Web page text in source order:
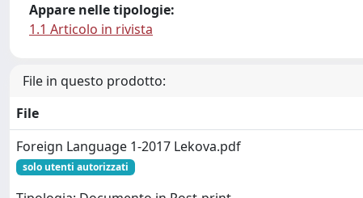
Appare nelle tipologie:
1.1 Articolo in rivista
File in questo prodotto:
File
Foreign Language 1-2017 Lekova.pdf
solo utenti autorizzati